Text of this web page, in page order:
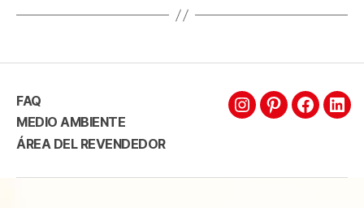
FAQ
MEDIO AMBIENTE
ÁREA DEL REVENDEDOR